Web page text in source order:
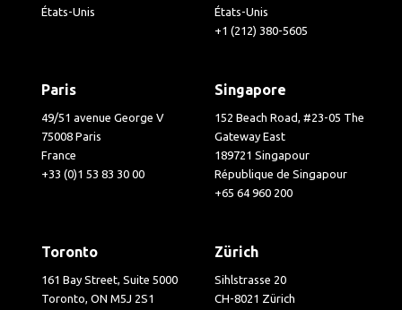
États-Unis
États-Unis
+1 (212) 380-5605
Paris
49/51 avenue George V
75008 Paris
France
+33 (0)1 53 83 30 00
Singapore
152 Beach Road, #23-05 The
Gateway East
189721 Singapour
République de Singapour
+65 64 960 200
Toronto
161 Bay Street, Suite 5000
Toronto, ON M5J 2S1
Zürich
Sihlstrasse 20
CH-8021 Zürich